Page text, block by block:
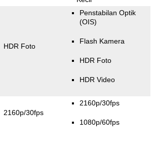
HDR Foto
Penstabilan Optik
(OIS)
Flash Kamera
HDR Foto
HDR Video
2160p/30fps
2160p/30fps
1080p/60fps